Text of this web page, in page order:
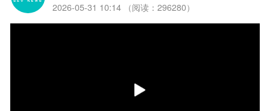
2026-05-31 10:14 （阅读：296280）